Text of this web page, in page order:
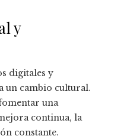
y
digitales y
un cambio cultural.
una
continua, la
constante.